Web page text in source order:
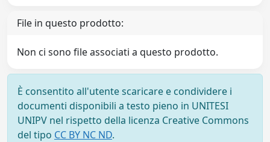
File in questo prodotto:
Non ci sono file associati a questo prodotto.
È consentito all'utente scaricare e condividere i
documenti disponibili a testo pieno in UNITESI
UNIPV nel rispetto della licenza Creative Commons
del tipo CC BY NC ND.